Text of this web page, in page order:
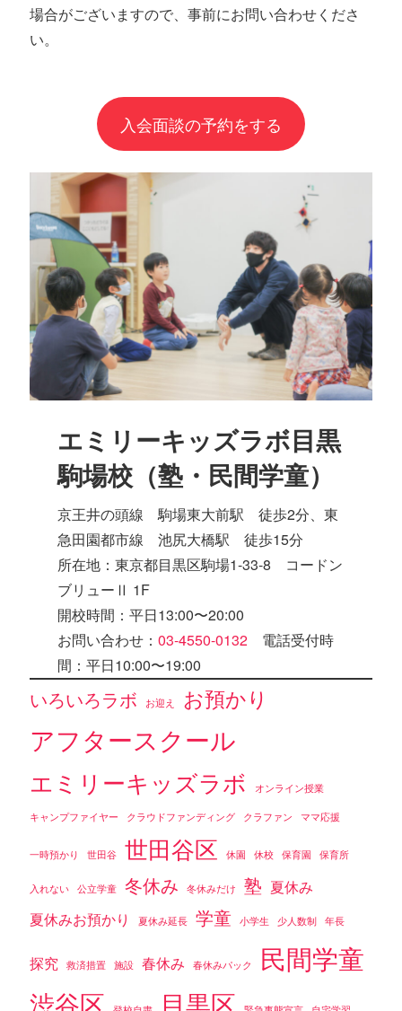
場合がございますので、事前にお問い合わせくださ
い。
入会面談の予約をする
エミリーキッズラボ目黒
駒場校（塾・民間学童）
京王井の頭線 駒場東大前駅 徒歩2分、東
急田園都市線 池尻大橋駅 徒歩15分
所在地：東京都目黒区駒場1-33-8 コードン
ブリューⅡ 1F
開校時間：平日13:00〜20:00
お問い合わせ： 03-4550-0132電話受付時
間：平日10:00〜19:00
いろいろラボ お迎え お預かり
アフタースクール
エミリーキッズラボ オンライン授業
キャンプファイヤー クラウドファンディング クラファン ママ応援
一時預かり 世田谷 世田谷区 休園 休校 保育園 保育所
入れない 公立学童 冬休み 冬休みだけ 塾 夏休み
夏休みお預かり
夏休み延長 学童 小学生 少人数制 年長
探究 救済措置 施設 春休み 春休みパック 民間学童
渋谷区 目黒区